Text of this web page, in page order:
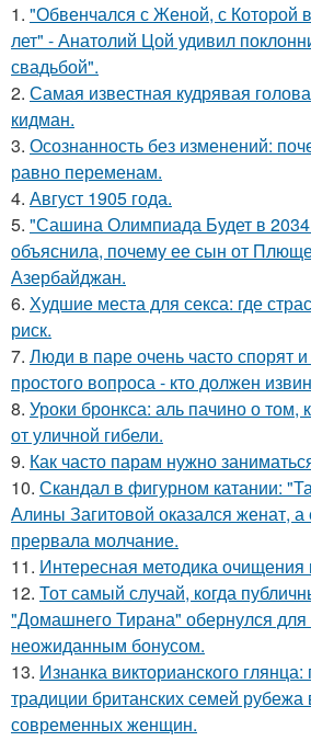
1. "Обвенчался с Женой, с Которой
лет" - Анатолий Цой удивил
свадьбой".
2. Самая известная кудрявая
кидман.
3. Осознанность без изменений:
равно переменам.
4. Август 1905 года.
5. "Сашина Олимпиада Будет в 2034
объяснила, почему ее сын от
Азербайджан.
6. Худшие места для секса: где
риск.
7. Люди в паре очень часто спорят
простого вопроса - кто должен
8. Уроки бронкса: аль пачино о том,
от уличной гибели.
9. Как часто парам нужно
10. Скандал в фигурном катании:
Алины Загитовой оказался женат, а
прервала молчание.
11. Интересная методика
12. Тот самый случай, когда
"Домашнего Тирана" обернулся
неожиданным бонусом.
13. Изнанка викторианского
традиции британских семей
современных женщин.